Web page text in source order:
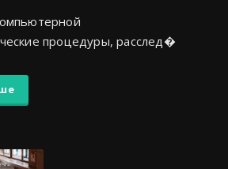
процедуры, расслед�